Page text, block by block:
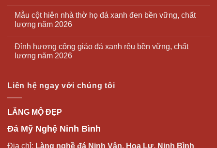
Mẫu cột hiên nhà thờ họ đá xanh đen bền vững, chất
lượng năm 2026
Đỉnh hương công giáo đá xanh rêu bền vững, chất
lượng năm 2026
Liên hệ ngay với chúng tôi
LĂNG MỘ ĐẸP
Đá Mỹ Nghệ Ninh Bình
Địa chỉ: Làng nghề đá Ninh Vân, Hoa Lư, Ninh Bình